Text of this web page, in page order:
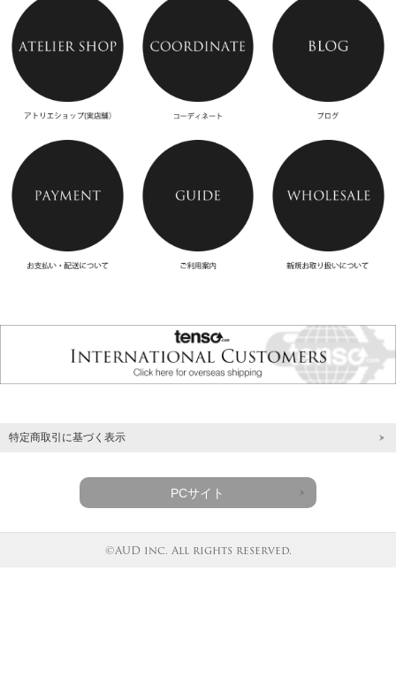
特定商取引に基づく表示
PCサイト
©AUD inc. All rights reserved.